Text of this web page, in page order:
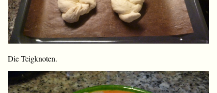
Die Teigknoten.